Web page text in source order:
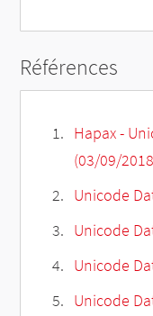
Références
Hapax -
(03/09/
Unicode
Unicode
Unicode
Unicode